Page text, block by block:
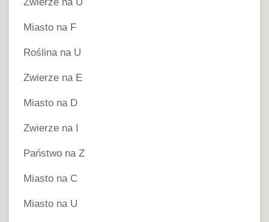
Miasto na F
Roślina na U
Zwierze na E
Miasto na D
Zwierze na I
Państwo na Z
Miasto na C
Miasto na U